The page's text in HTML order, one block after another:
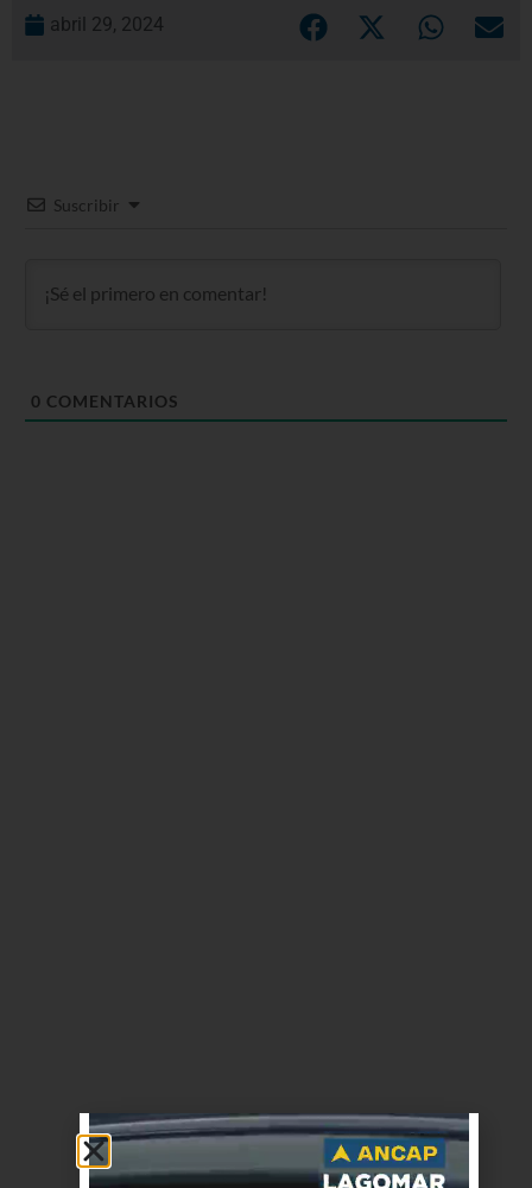
abril 29, 2024
Suscribir
0 COMENTARIOS